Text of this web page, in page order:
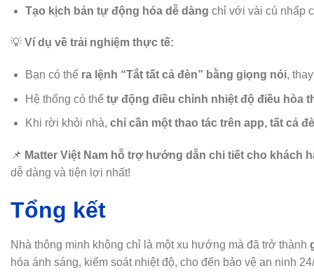
Tạo kịch bản tự động hóa dễ dàng chỉ với vài cú nhấp
💡 Ví dụ về trải nghiệm thực tế:
Bạn có thể ra lệnh “Tắt tất cả đèn” bằng giọng nói,
Hệ thống có thể tự động điều chỉnh nhiệt độ điều hòa
Khi rời khỏi nhà, chỉ cần một thao tác trên app, tất cả
📌 Matter Việt Nam hỗ trợ hướng dẫn chi tiết cho khách
dễ dàng và tiện lợi nhất!
Tổng kết
Nhà thông minh không chỉ là một xu hướng mà đã trở thành
hóa ánh sáng, kiểm soát nhiệt độ, cho đến bảo vệ an ninh